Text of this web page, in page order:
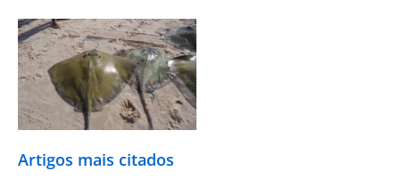
Artigos mais citados